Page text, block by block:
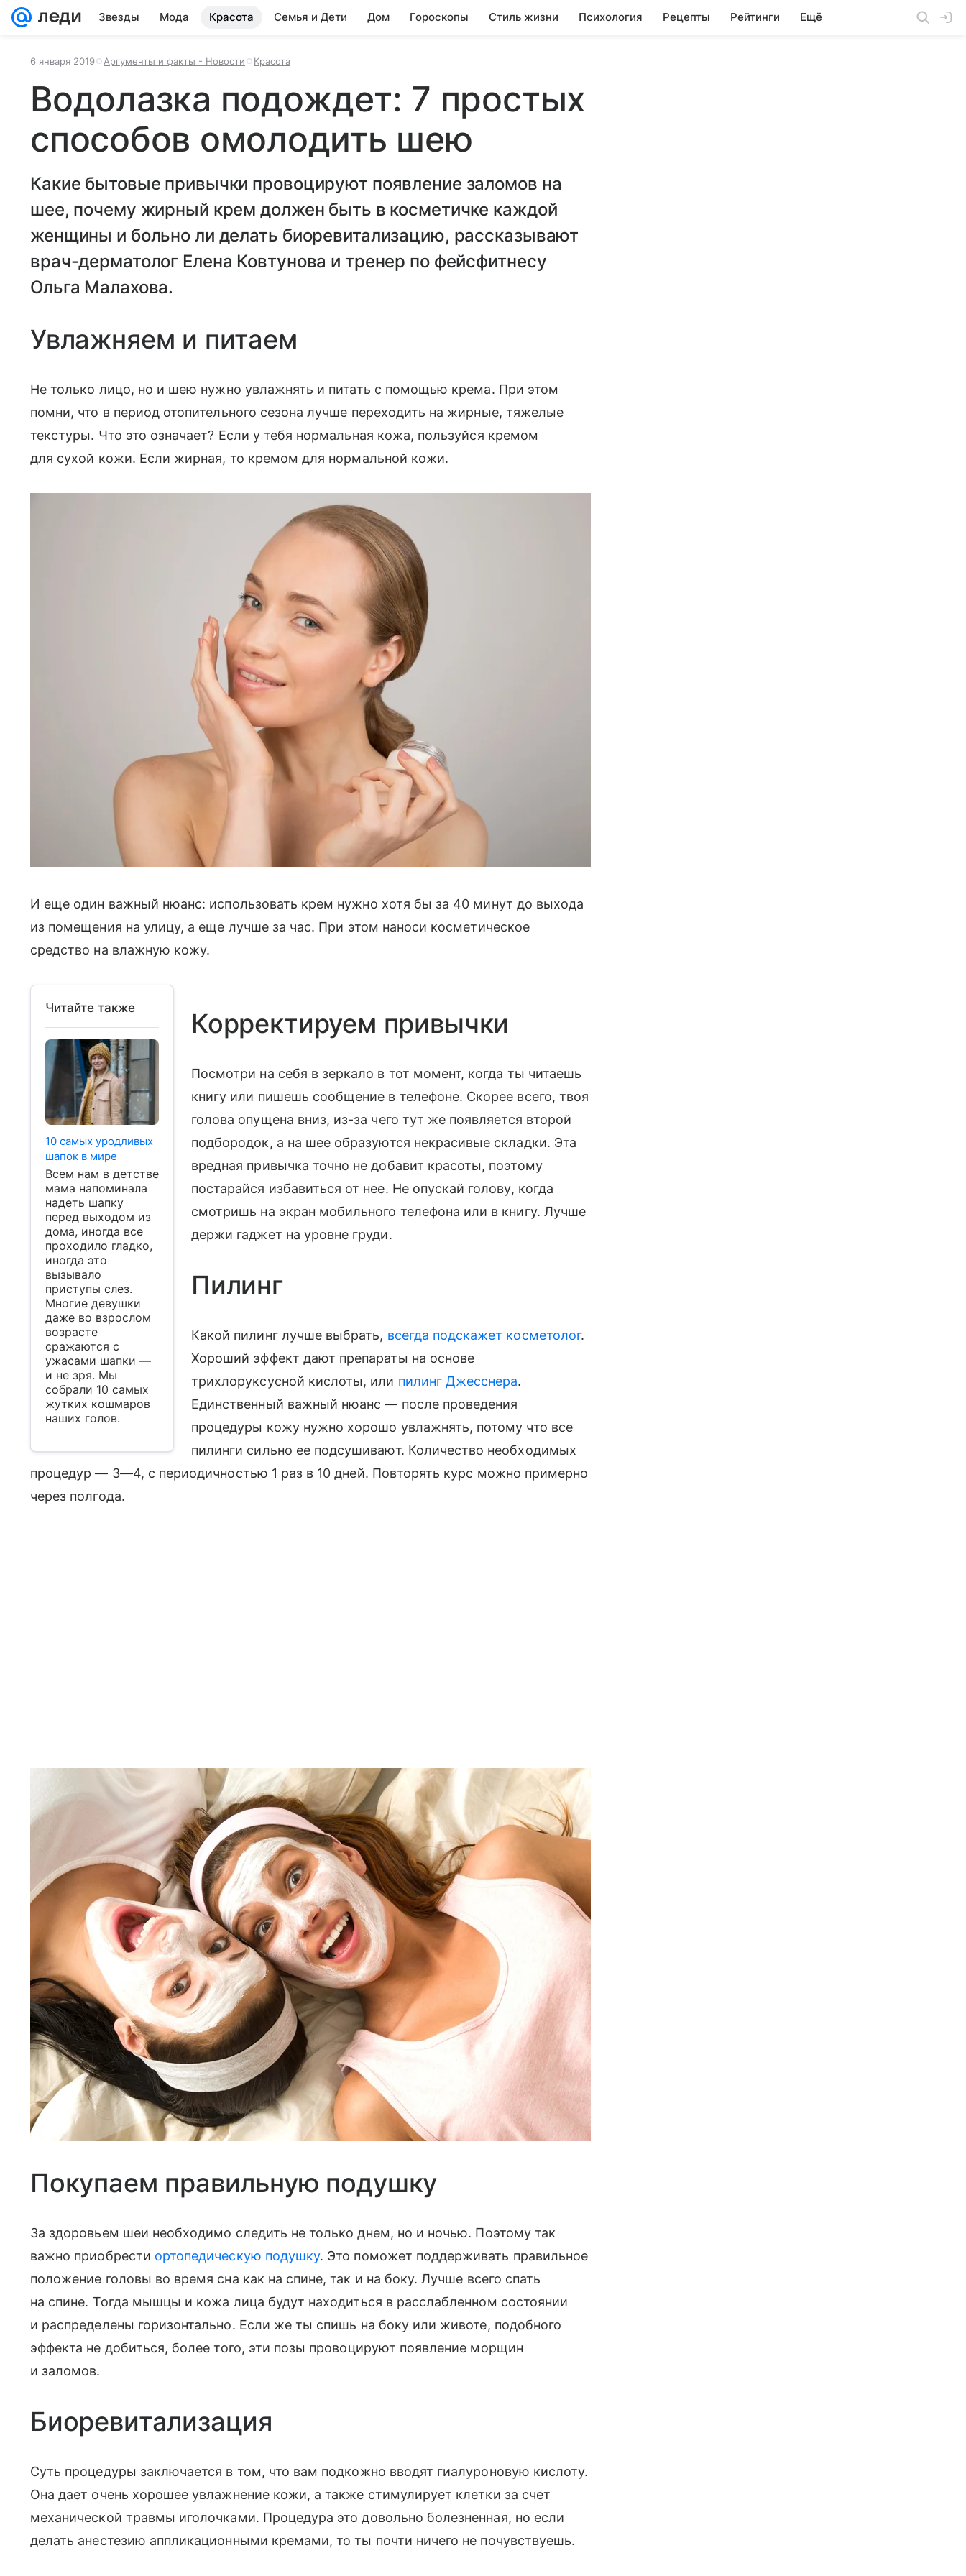
Звезды Мода Красота Семья и Дети Дом Гороскопы Стиль жизни Психология Рецепты Рейтинги Ещё
6 января 2019 Аргументы и факты - Новости Красота
Водолазка подождет: 7 простых
способов омолодить шею
Какие бытовые привычки провоцируют появление заломов на
шее, почему жирный крем должен быть в косметичке каждой
женщины и больно ли делать биоревитализацию, рассказывают
врач-дерматолог Елена Ковтунова и тренер по фейсфитнесу
Ольга Малахова.
Увлажняем и питаем
Не только лицо, но и шею нужно увлажнять и питать с помощью крема. При этом
помни, что в период отопительного сезона лучше переходить на жирные, тяжелые
текстуры. Что это означает? Если у тебя нормальная кожа, пользуйся кремом
для сухой кожи. Если жирная, то кремом для нормальной кожи.
И еще один важный нюанс: использовать крем нужно хотя бы за 40 минут до выхода
из помещения на улицу, а еще лучше за час. При этом наноси косметическое
средство на влажную кожу.
Читайте также
10 самых уродливых
шапок в мире
Всем нам в детстве
мама напоминала
надеть шапку
перед выходом из
дома, иногда все
проходило гладко,
иногда это
вызывало
приступы слез.
Многие девушки
даже во взрослом
возрасте
сражаются с
ужасами шапки —
и не зря. Мы
собрали 10 самых
жутких кошмаров
наших голов.
Корректируем привычки
Посмотри на себя в зеркало в тот момент, когда ты читаешь
книгу или пишешь сообщение в телефоне. Скорее всего, твоя
голова опущена вниз, из-за чего тут же появляется второй
подбородок, а на шее образуются некрасивые складки. Эта
вредная привычка точно не добавит красоты, поэтому
постарайся избавиться от нее. Не опускай голову, когда
смотришь на экран мобильного телефона или в книгу. Лучше
держи гаджет на уровне груди.
Пилинг
Какой пилинг лучше выбрать, всегда подскажет косметолог.
Хороший эффект дают препараты на основе
трихлоруксусной кислоты, или пилинг Джесснера.
Единственный важный нюанс — после проведения
процедуры кожу нужно хорошо увлажнять, потому что все
пилинги сильно ее подсушивают. Количество необходимых
процедур — 3—4, с периодичностью 1 раз в 10 дней. Повторять курс можно примерно
через полгода.
Покупаем правильную подушку
За здоровьем шеи необходимо следить не только днем, но и ночью. Поэтому так
важно приобрести ортопедическую подушку. Это поможет поддерживать правильное
положение головы во время сна как на спине, так и на боку. Лучше всего спать
на спине. Тогда мышцы и кожа лица будут находиться в расслабленном состоянии
и распределены горизонтально. Если же ты спишь на боку или животе, подобного
эффекта не добиться, более того, эти позы провоцируют появление морщин
и заломов.
Биоревитализация
Суть процедуры заключается в том, что вам подкожно вводят гиалуроновую кислоту.
Она дает очень хорошее увлажнение кожи, а также стимулирует клетки за счет
механической травмы иголочками. Процедура это довольно болезненная, но если
делать анестезию аппликационными кремами, то ты почти ничего не почувствуешь.